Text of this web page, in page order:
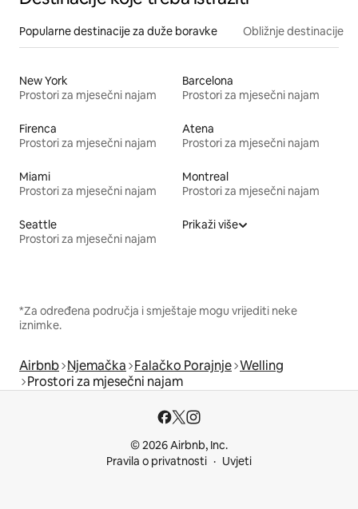
Popularne destinacije za duže boravke Obližnje destinacije
New York
Prostori za mjesečni najam
Barcelona
Prostori za mjesečni najam
Firenca
Prostori za mjesečni najam
Atena
Prostori za mjesečni najam
Miami
Prostori za mjesečni najam
Montreal
Prostori za mjesečni najam
Seattle
Prostori za mjesečni najam
Prikaži više
*Za određena područja i smještaje mogu vrijediti neke
iznimke.
Airbnb Njemačka Falačko Porajnje Welling
Prostori za mjesečni najam
© 2026 Airbnb, Inc.
Pravila o privatnosti
Uvjeti